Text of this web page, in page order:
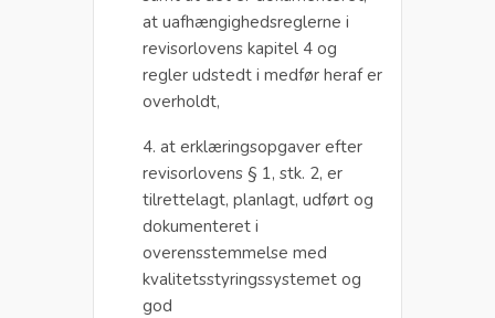
at uafhængighedsreglerne i
revisorlovens kapitel 4 og
regler udstedt i medfør heraf er
overholdt,
4. at erklæringsopgaver efter
revisorlovens § 1, stk. 2, er
tilrettelagt, planlagt, udført og
dokumenteret i
overensstemmelse med
kvalitetsstyringssystemet og
god